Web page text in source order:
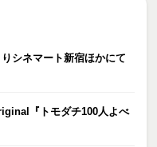
シネマート新宿ほかにて
『トモダチ100人よべ